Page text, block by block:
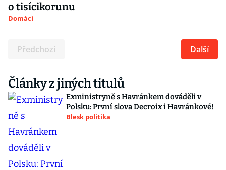
o tisícikorunu
Domácí
Předchozí Další
Články z jiných titulů
Exministryně s Havránkem dováděli v
Polsku: První slova Decroix i Havránkové!
Blesk politika